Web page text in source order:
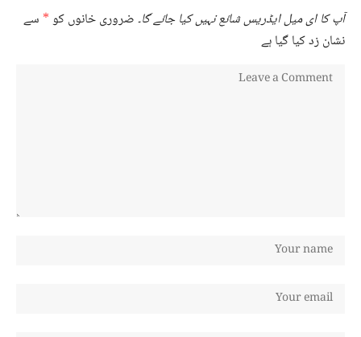
آپ کا ای میل ایڈریس شائع نہیں کیا جائے گا۔ضروری خانوں کو* سے
نشان زد کیا گیا ہے